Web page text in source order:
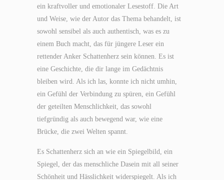
ein kraftvoller und emotionaler Lesestoff. Die Art
und Weise, wie der Autor das Thema behandelt, ist
sowohl sensibel als auch authentisch, was es zu
einem Buch macht, das für jüngere Leser ein
rettender Anker Schattenherz sein können. Es ist
eine Geschichte, die dir lange im Gedächtnis
bleiben wird. Als ich las, konnte ich nicht umhin,
ein Gefühl der Verbindung zu spüren, ein Gefühl
der geteilten Menschlichkeit, das sowohl
tiefgründig als auch bewegend war, wie eine
Brücke, die zwei Welten spannt.
Es Schattenherz sich an wie ein Spiegelbild, ein
Spiegel, der das menschliche Dasein mit all seiner
Schönheit und Hässlichkeit widerspiegelt. Als ich